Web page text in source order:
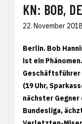
KN: BOB,
22. November 2018
Berlin. Bob
ist ein
Geschäftsführer
(19 Uhr,
nächster Gegner
Bundesliga,